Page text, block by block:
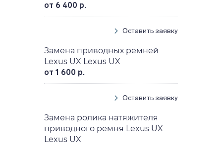
от 6 400 р.
Оставить заявку
Замена приводных ремней
Lexus UX Lexus UX
от 1 600 р.
Оставить заявку
Замена ролика натяжителя
приводного ремня Lexus UX
Lexus UX